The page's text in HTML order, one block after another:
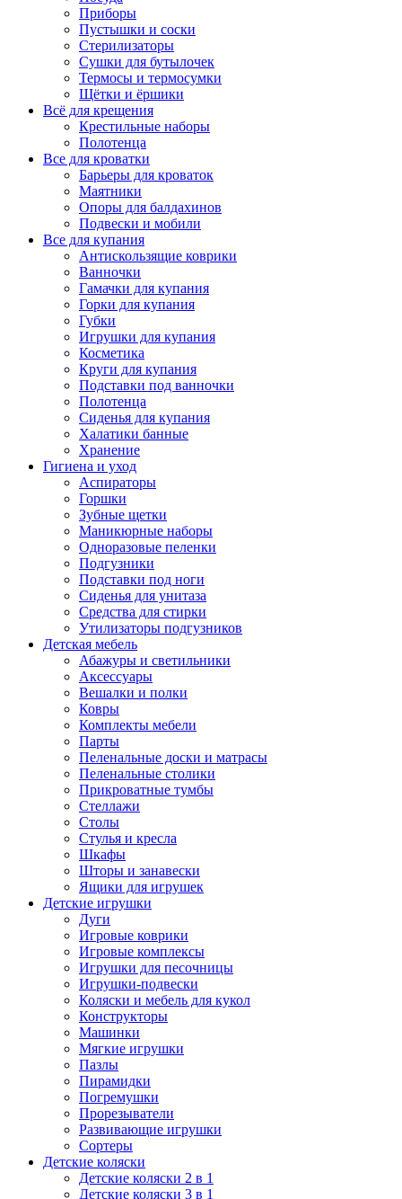
Приборы
Пустышки и соски
Стерилизаторы
Сушки для бутылочек
Термосы и термосумки
Щётки и ёршики
Всё для крещения
Крестильные наборы
Полотенца
Все для кроватки
Барьеры для кроваток
Маятники
Опоры для балдахинов
Подвески и мобили
Все для купания
Антискользящие коврики
Ванночки
Гамачки для купания
Горки для купания
Губки
Игрушки для купания
Косметика
Круги для купания
Подставки под ванночки
Полотенца
Сиденья для купания
Халатики банные
Хранение
Гигиена и уход
Аспираторы
Горшки
Зубные щетки
Маникюрные наборы
Одноразовые пеленки
Подгузники
Подставки под ноги
Сиденья для унитаза
Средства для стирки
Утилизаторы подгузников
Детская мебель
Абажуры и светильники
Аксессуары
Вешалки и полки
Ковры
Комплекты мебели
Парты
Пеленальные доски и матрасы
Пеленальные столики
Прикроватные тумбы
Стеллажи
Столы
Стулья и кресла
Шкафы
Шторы и занавески
Ящики для игрушек
Детские игрушки
Дуги
Игровые коврики
Игровые комплексы
Игрушки для песочницы
Игрушки-подвески
Коляски и мебель для кукол
Конструкторы
Машинки
Мягкие игрушки
Пазлы
Пирамидки
Погремушки
Прорезыватели
Развивающие игрушки
Сортеры
Детские коляски
Детские коляски 2 в 1
Детские коляски 3 в 1